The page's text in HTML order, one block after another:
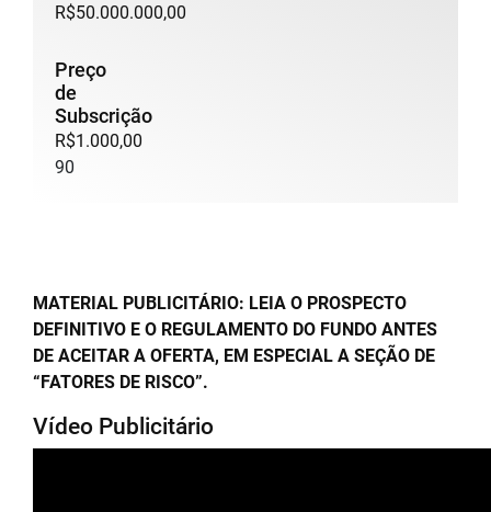
R$50.000.000,00
Preço
de
Subscrição
R$1.000,00
90
MATERIAL PUBLICITÁRIO: LEIA O PROSPECTO
DEFINITIVO E O REGULAMENTO DO FUNDO ANTES
DE ACEITAR A OFERTA, EM ESPECIAL A SEÇÃO DE
“FATORES DE RISCO”.
Vídeo Publicitário